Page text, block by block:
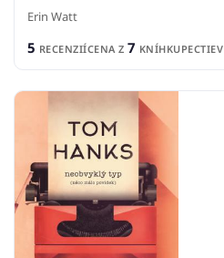
Erin Watt
5 RECENZIÍCENA Z 7 KNÍHKUPECTIEV